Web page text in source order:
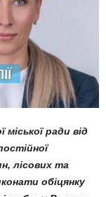
міської ради від
лісових та
обіцянку